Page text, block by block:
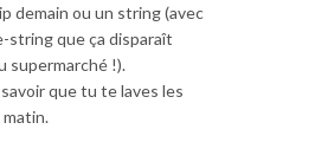
demain ou un string (avec
string que ça disparaît
supermarché !).
savoir que tu te laves les